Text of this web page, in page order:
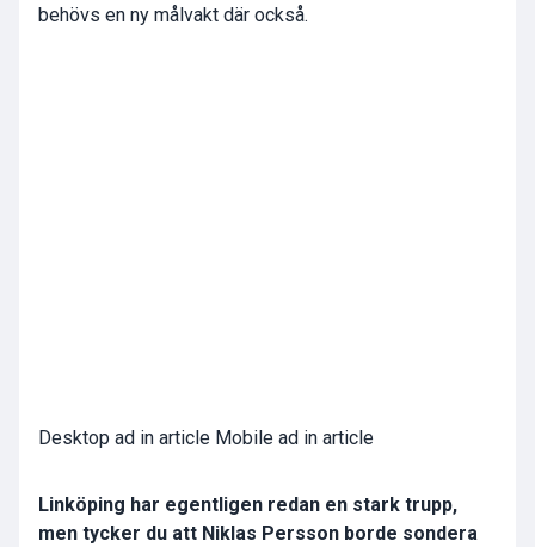
behövs en ny målvakt där också.
Desktop ad in article Mobile ad in article
Linköping har egentligen redan en stark trupp,
men tycker du att Niklas Persson borde sondera